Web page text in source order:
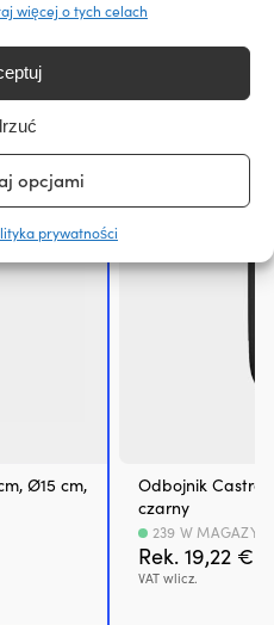
więcej o tych celach
opcjami
prywatności
Ø15 cm,
Odbojnik Castro
czarny
Rek. 19,22 €
VAT wlicz.
239 W